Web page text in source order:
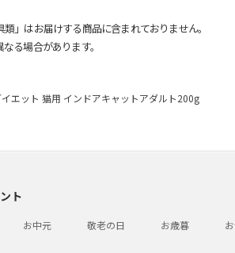
」はお届けする商品に含まれておりません。
る場合があります。
エット 猫用 インドアキャットアダルト200g
ト
お中元 敬老の日 お歳暮